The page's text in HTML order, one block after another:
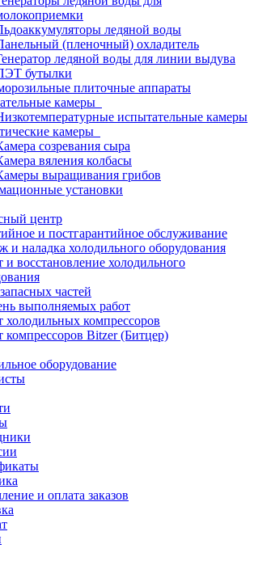
ледяной воды
(пленочный) охладитель
ледяной воды для линии выдува
бутылки
плиточные аппараты
камеры
испытательные камеры
камеры
созревания сыра
вяления колбасы
выращивания грибов
установки
центр
и постгарантийное обслуживание
и наладка холодильного оборудования
и восстановление холодильного
частей
выполняемых работ
холодильных компрессоров
компрессоров Bitzer (Битцер)
оборудование
и оплата заказов